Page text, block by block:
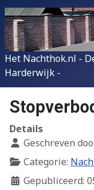
Het Nachthok.nl -
Harderwijk -
Details
Geschreven
Categorie:
Gepubliceerd: